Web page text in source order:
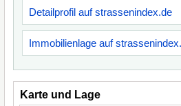
Detailprofil auf strassenindex.de
Immobilienlage auf
Karte und Lage